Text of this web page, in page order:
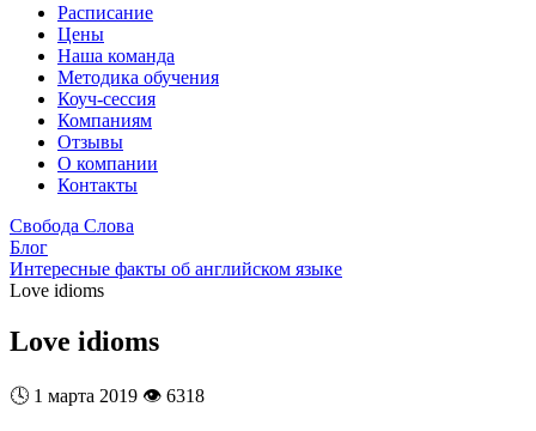
Расписание
Цены
Наша команда
Методика обучения
Коуч-сессия
Компаниям
Отзывы
О компании
Контакты
Свобода Слова
Блог
Интересные факты об английском языке
Love idioms
Love idioms
🕓 1 марта 2019 👁️ 6318